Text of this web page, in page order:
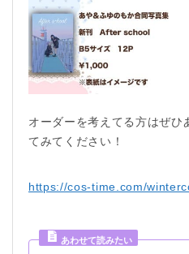
オーダーを考えてる方はぜひ
てみてください！
https://cos-time.com/